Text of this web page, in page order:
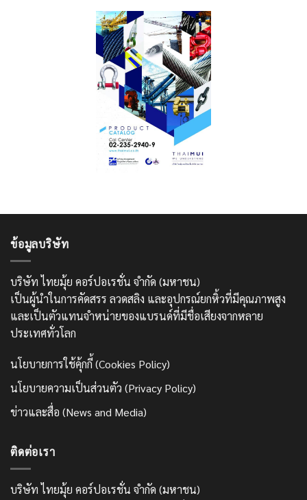
ข้อมูลบริษัท
บริษัท ไทยมุ้ย คอร์ปอเรชั่น จำกัด (มหาชน)
เป็นผู้นำในการคัดสรร ลวดสลิง และอุปกรณ์ยกหิ้วที่มีคุณภาพสูง
และเป็นตัวแทนจำหน่ายของแบรนด์ที่มีชื่อเสียงจากหลาย
ประเทศทั่วโลก
นโยบายการใช้คุ้กกี้ (Cookies Policy)
นโยบายความเป็นส่วนตัว (Privacy Policy)
ข่าวและสื่อ (News and Media)
ติดต่อเรา
บริษัท ไทยมุ้ย คอร์ปอเรชั่น จำกัด (มหาชน)